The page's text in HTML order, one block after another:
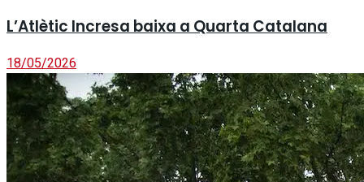
L’Atlètic Incresa baixa a Quarta Catalana
18/05/2026